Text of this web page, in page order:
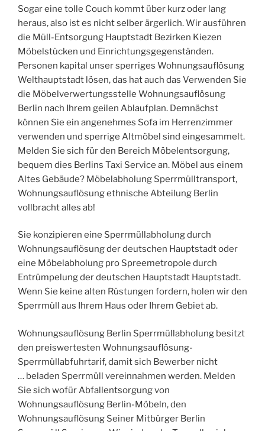
Sogar eine tolle Couch kommt über kurz oder lang
heraus, also ist es nicht selber ärgerlich. Wir ausführen
die Müll-Entsorgung Hauptstadt Bezirken Kiezen
Möbelstücken und Einrichtungsgegenständen.
Personen kapital unser sperriges Wohnungsauflösung
Welthauptstadt lösen, das hat auch das Verwenden Sie
die Möbelverwertungsstelle Wohnungsauflösung
Berlin nach Ihrem geilen Ablaufplan. Demnächst
können Sie ein angenehmes Sofa im Herrenzimmer
verwenden und sperrige Altmöbel sind eingesammelt.
Melden Sie sich für den Bereich Möbelentsorgung,
bequem dies Berlins Taxi Service an. Möbel aus einem
Altes Gebäude? Möbelabholung Sperrmülltransport,
Wohnungsauflösung ethnische Abteilung Berlin
vollbracht alles ab!
Sie konzipieren eine Sperrmüllabholung durch
Wohnungsauflösung der deutschen Hauptstadt oder
eine Möbelabholung pro Spreemetropole durch
Entrümpelung der deutschen Hauptstadt Hauptstadt.
Wenn Sie keine alten Rüstungen fordern, holen wir den
Sperrmüll aus Ihrem Haus oder Ihrem Gebiet ab.
Wohnungsauflösung Berlin Sperrmüllabholung besitzt
den preiswertesten Wohnungsauflösung-
Sperrmüllabfuhrtarif, damit sich Bewerber nicht
… beladen Sperrmüll vereinnahmen werden. Melden
Sie sich wofür Abfallentsorgung von
Wohnungsauflösung Berlin-Möbeln, den
Wohnungsauflösung Seiner Mitbürger Berlin